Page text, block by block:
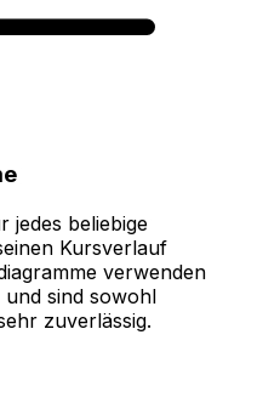
jedes beliebige
Kursverlauf
verwenden
und sind sowohl
zuverlässig.